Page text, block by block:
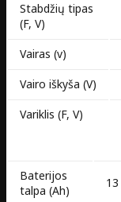
Stabdžių tipas
(F, V)
Vairas (v)
Vairo iškyša (V)
Variklis (F, V)
Baterijos
talpa (Ah)
13